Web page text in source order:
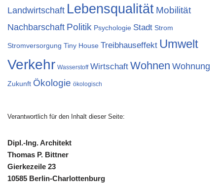
Landwirtschaft Lebensqualität Mobilität
Nachbarschaft Politik Psychologie Stadt Strom
Stromversorgung Tiny House Treibhauseffekt Umwelt
Verkehr Wasserstoff Wirtschaft Wohnen Wohnung
Zukunft Ökologie ökologisch
Verantwortlich für den Inhalt dieser Seite:
Dipl.-Ing. Architekt
Thomas P. Bittner
Gierkezeile 23
10585 Berlin-Charlottenburg